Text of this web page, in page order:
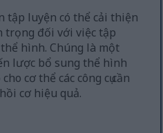
tập luyện có thể cải thiện
trọng đối với việc tập
hình. Chúng là một
lược bổ sung thể hình
cơ thể các công cụ cần
cơ hiệu quả.